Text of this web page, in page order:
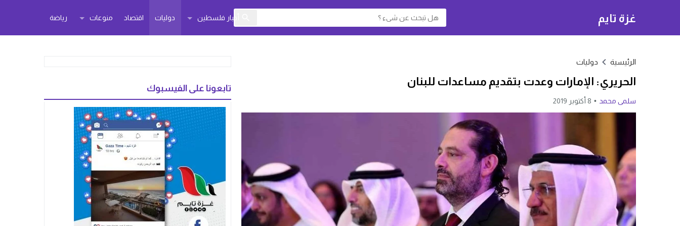
غزة تايم أخبار فلسطين دوليات اقتصاد منوعات رياضة
الرئيسية دوليات
الحريري: الإمارات وعدت بتقديم مساعدات للبنان
سلمى محمد 8 أكتوبر 2019
تابعونا على الفيسبوك